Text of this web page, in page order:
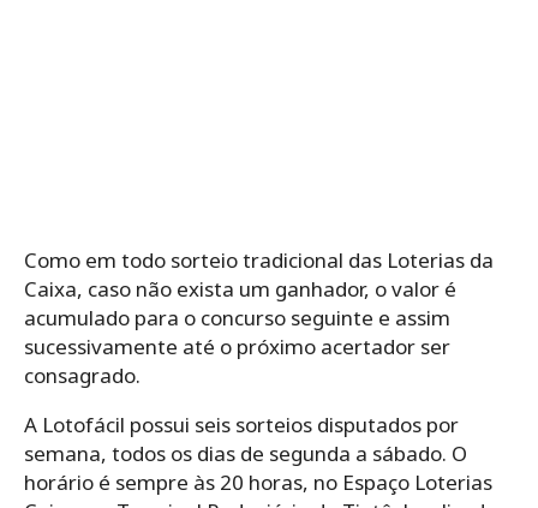
Como em todo sorteio tradicional das Loterias da
Caixa, caso não exista um ganhador, o valor é
acumulado para o concurso seguinte e assim
sucessivamente até o próximo acertador ser
consagrado.
A Lotofácil possui seis sorteios disputados por
semana, todos os dias de segunda a sábado. O
horário é sempre às 20 horas, no Espaço Loterias